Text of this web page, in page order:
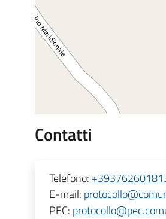
Contatti
Telefono:
E-mail:
PEC: